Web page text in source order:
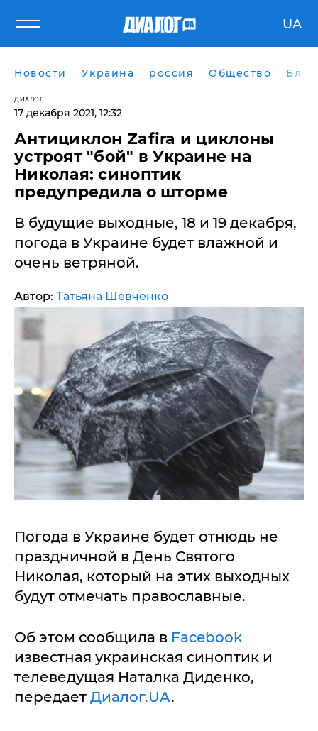
UA
Новости Украина россия Общество
ДИАЛОГ
17 декабря 2021, 12:32
​Антициклон Zafira и циклоны
устроят "бой" в Украине на
Николая: синоптик
предупредила о шторме
В будущие выходные, 18 и 19 декабря,
погода в Украине будет влажной и
очень ветряной.
Автор: Татьяна Шевченко
Погода в Украине будет отнюдь не
праздничной в День Святого
Николая, который на этих выходных
будут отмечать православные.
Об этом сообщила в Facebook
известная украинская синоптик и
телеведущая Наталка Диденко,
передает Диалог.UA.